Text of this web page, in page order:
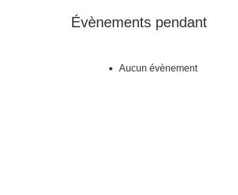
Évènements pendant
Aucun évènement